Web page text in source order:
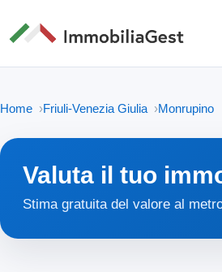
Home Friuli-Venezia Giulia Monrupino
Valuta il tuo
Stima gratuita del valore al